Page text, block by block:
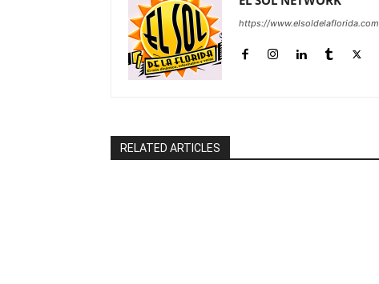
https://www.elsoldelaflorida.com
RELATED ARTICLES